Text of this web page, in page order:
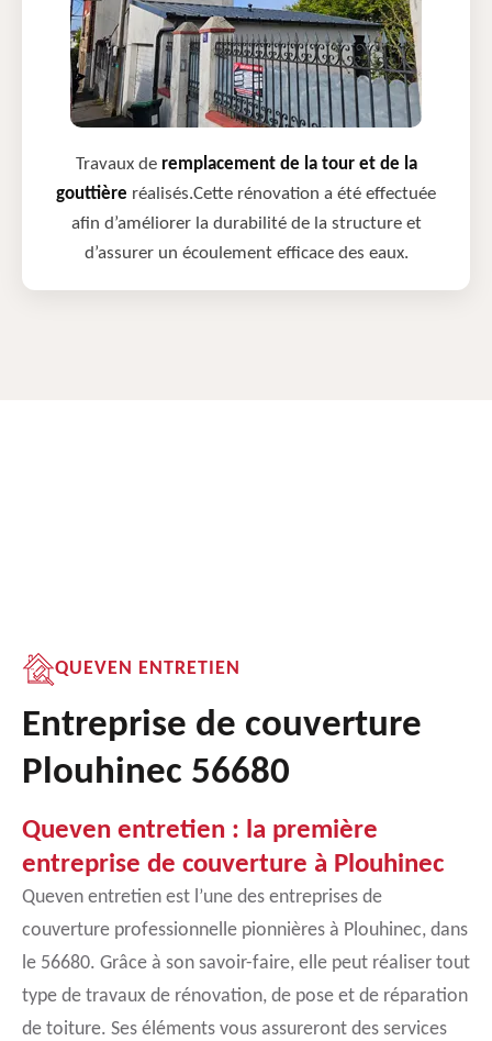
Travaux de remplacement de la tour et de la
gouttière réalisés.Cette rénovation a été effectuée
afin d’améliorer la durabilité de la structure et
d’assurer un écoulement efficace des eaux.
QUEVEN ENTRETIEN
Entreprise de couverture
Plouhinec 56680
Queven entretien : la première
entreprise de couverture à Plouhinec
Queven entretien est l’une des entreprises de
couverture professionnelle pionnières à Plouhinec, dans
le 56680. Grâce à son savoir-faire, elle peut réaliser tout
type de travaux de rénovation, de pose et de réparation
de toiture. Ses éléments vous assureront des services